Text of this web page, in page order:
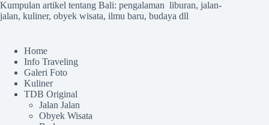
Kumpulan artikel tentang Bali: pengalaman liburan, jalan-
jalan, kuliner, obyek wisata, ilmu baru, budaya dll
Home
Info Traveling
Galeri Foto
Kuliner
TDB Original
Jalan Jalan
Obyek Wisata